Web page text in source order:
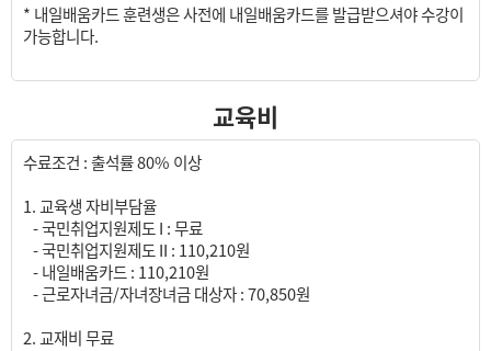
* 내일배움카드 훈련생은 사전에 내일배움카드를 발급받으셔야 수강이
가능합니다.
교육비
수료조건 : 출석률 80% 이상
1. 교육생 자비부담율
- 국민취업지원제도 I : 무료
- 국민취업지원제도 II : 110,210원
- 내일배움카드 : 110,210원
- 근로자녀금/자녀장녀금 대상자 : 70,850원
2. 교재비 무료